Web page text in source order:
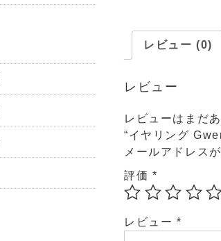
レビュー (0)
レビュー
レビューはまだ
“イヤリング
メールアドレス
評価 *
レビュー *